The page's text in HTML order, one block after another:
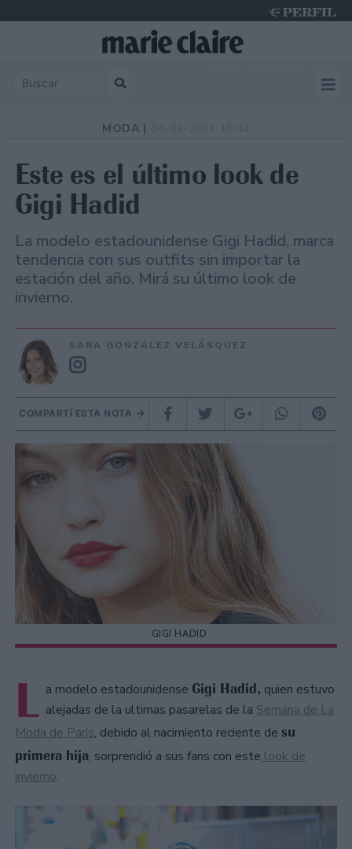
MODA |
Este es el último look de
Gigi Hadid
La modelo estadounidense Gigi Hadid, marca
tendencia con sus outfits sin importar la
estación del año. Mirá su último look de
invierno.
SARA GONZÁLEZ VELÁSQUEZ
COMPARTÍ ESTA NOTA
GIGI HADID
L a modelo estadounidense Gigi Hadid, quien estuvo
alejadas de la ultimas pasarelas de la Semana de La
Moda de París, debido al nacimiento reciente de su
primera hija, sorprendió a sus fans con este look de
invierno.